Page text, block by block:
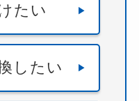
たい
したい